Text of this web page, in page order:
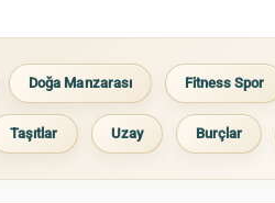
Doğa Manzarası Fitness Spor
Taşıtlar Uzay Burçlar